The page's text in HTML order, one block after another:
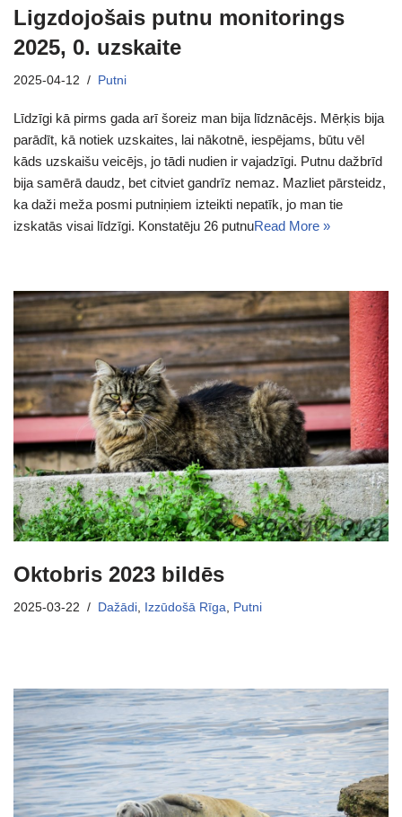
Ligzdojošais putnu monitorings
2025, 0. uzskaite
2025-04-12 Putni
Līdzīgi kā pirms gada arī šoreiz man bija līdznācējs. Mērķis bija
parādīt, kā notiek uzskaites, lai nākotnē, iespējams, būtu vēl
kāds uzskaišu veicējs, jo tādi nudien ir vajadzīgi. Putnu dažbrīd
bija samērā daudz, bet citviet gandrīz nemaz. Mazliet pārsteidz,
ka daži meža posmi putniņiem izteikti nepatīk, jo man tie
izskatās visai līdzīgi. Konstatēju 26 putnuRead More »
Oktobris 2023 bildēs
2025-03-22 Dažādi Izzūdošā Rīga Putni